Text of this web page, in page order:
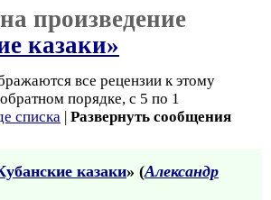
произведение
казаки»
все рецензии к этому
порядке, с 5 по 1
списка | Развернуть сообщения
казаки» (Александр